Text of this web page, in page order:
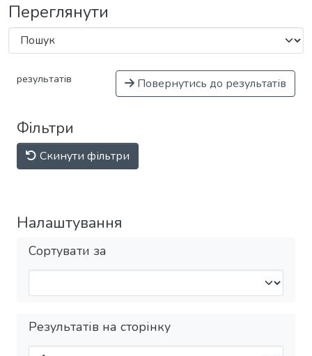
Переглянути
результатів Повернутись до результатів
Фільтри
Скинути фільтри
Налаштування
Сортувати за
Результатів на сторінку